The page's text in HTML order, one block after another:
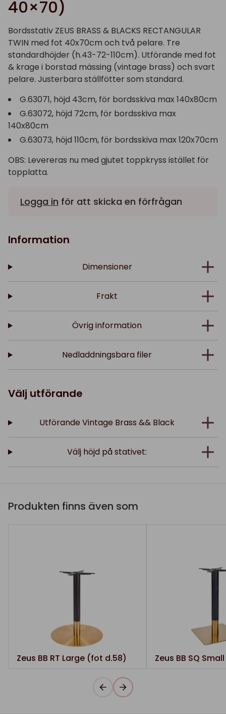
40×70)
Bordsstativ ZEUS BRASS & BLACKS RECTANGULAR
TWIN med fot 40x70cm och två pelare. Tre
standardhöjder (h.43-72-110cm). Utförande med fot
& krage i borstad mässing (vintage brass) och svart
pelare. Justerbara ställfötter som standard.
G.63071, höjd 43cm, för bordsskiva max 140x80cm
G.63072, höjd 72cm, för bordsskiva max
140x80cm
G.63073, höjd 110cm, för bordsskiva max 120x70cm
OBS: Levereras nu med gjutet toppkryss istället för
topplatta.
Logga in för att skicka en förfrågan
Information
Dimensioner
Frakt
Övrig information
Nedladdningsbara filer
Välj utförande
Utförande Vintage Brass && Black
Välj höjd på stativet:
Produkten finns även som
Zeus BB RT Large (fot d.58) Zeus BB SQ